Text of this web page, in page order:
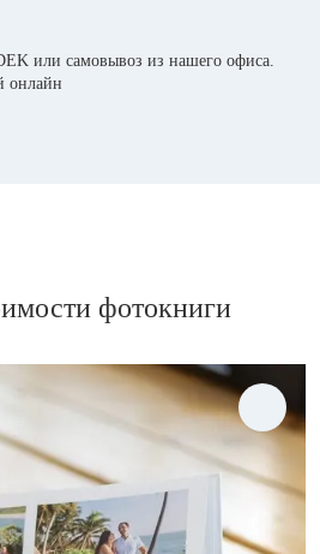
или самовывоз из нашего офиса.
онлайн
фотокниги